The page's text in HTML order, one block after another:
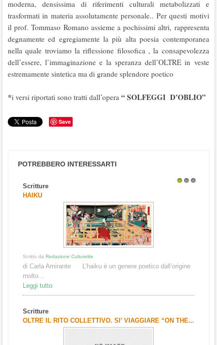
moderna, densissima di riferimenti culturali metabolizzati e
trasformati in materia assolutamente personale.. Per questi motivi
il prof. Tommaso Romano assieme a pochissimi altri, rappresenta
degnamente ed egregiamente la più alta poesia contemporanea
nella quale troviamo la riflessione filosofica , la consapevolezza
dell’essere, l’immaginazione e la speranza dell’OLTRE in veste
estremamente sintetica ma di grande splendore poetico
*i versi riportati sono tratti dall’opera “ SOLFEGGI D’OBLIO”
Save
POTREBBERO INTERESSARTI
Scritture
HAIKU
Scritto da Redazione Culturelite
di Carla Amirante L’haiku è un genere poetico dall’origine
molto...
Leggi tutto
Scritture
OLTRE IL RITO COLLETTIVO. SI’ VIAGGIARE “ON THE...